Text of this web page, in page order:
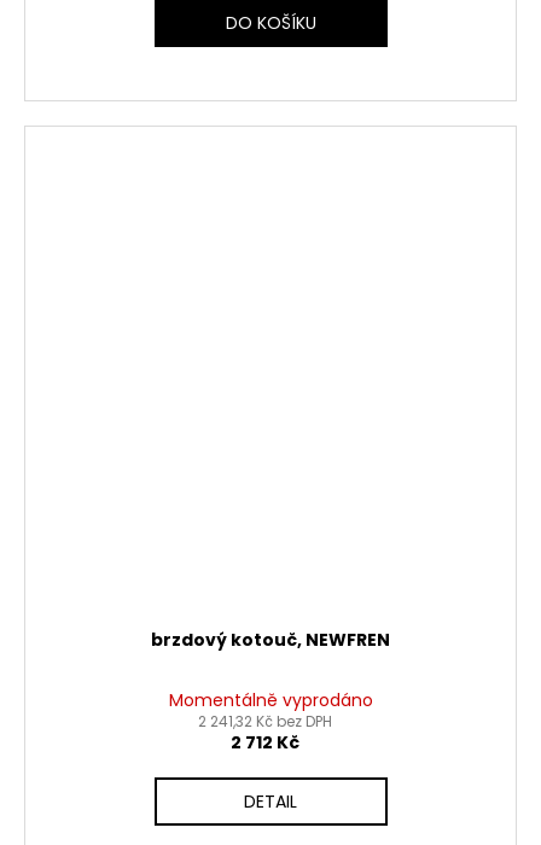
DO KOŠÍKU
brzdový kotouč, NEWFREN
Momentálně vyprodáno
2 241,32 Kč bez DPH
2 712 Kč
DETAIL